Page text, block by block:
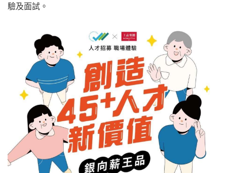
驗及面試。